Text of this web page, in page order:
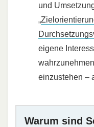
und
„
eigene
einzustehen –
Warum sind